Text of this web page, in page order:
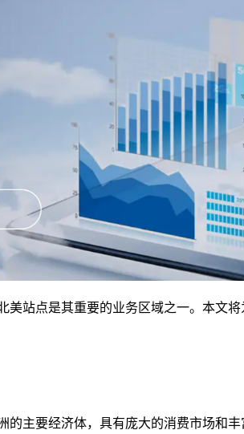
站点是其重要的业务区域之一。本文
主要经济体，具有庞大的消费市场和丰